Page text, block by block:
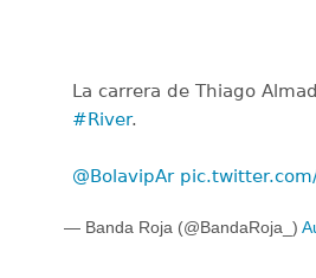
La carrera de Thiago
#River.
@BolavipAr
— Banda Roja (@BandaRoja_)